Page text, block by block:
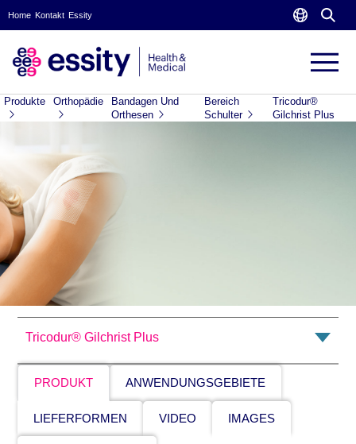
Home Kontakt Essity
Produkte Orthopädie
Bandagen Und
Orthesen
Bereich
Schulter
Tricodur®
Gilchrist Plus
Tricodur® Gilchrist Plus
PRODUKT ANWENDUNGSGEBIETE
LIEFERFORMEN VIDEO IMAGES